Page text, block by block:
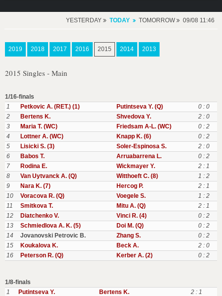
YESTERDAY TODAY TOMORROW 09/08 11:46
2019 2018 2017 2016 2015 2014 2013
2015 Singles - Main
1/16-finals
1
Petkovic A. (RET.) (1) Putintseva Y. (Q)
0 : 0
2
Bertens K. Shvedova Y.
2 : 0
3
Maria T. (WC) Friedsam A-L. (WC)
0 : 2
4
Lottner A. (WC) Knapp K. (6)
0 : 2
5
Lisicki S. (3) Soler-Espinosa S.
2 : 0
6
Babos T. Arruabarrena L.
0 : 2
7
Rodina E. Wickmayer Y.
2 : 1
8
Van Uytvanck A. (Q) Witthoeft C. (8)
1 : 2
9
Nara K. (7) Hercog P.
2 : 1
10
Voracova R. (Q) Voegele S.
1 : 2
11
Smitkova T. Mitu A. (Q)
2 : 1
12
Diatchenko V. Vinci R. (4)
0 : 2
13
Schmiedlova A. K. (5) Doi M. (Q)
0 : 2
14
Jovanovski Petrovic B. Zhang S.
0 : 2
15
Koukalova K. Beck A.
2 : 0
16
Peterson R. (Q) Kerber A. (2) 0 : 2
1/8-finals
1
Putintseva Y. Bertens K.
2 : 1